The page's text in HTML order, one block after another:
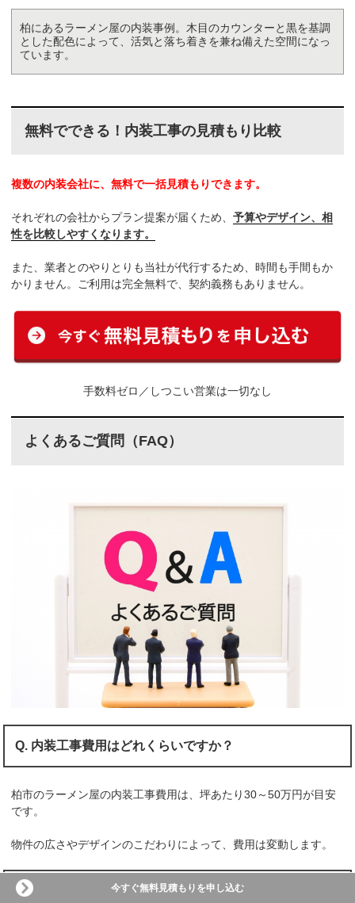
柏にあるラーメン屋の内装事例。木目のカウンターと黒を基調
とした配色によって、活気と落ち着きを兼ね備えた空間になっ
ています。
無料でできる！内装工事の見積もり比較
複数の内装会社に、無料で一括見積もりできます。
それぞれの会社からプラン提案が届くため、予算やデザイン、相
性を比較しやすくなります。
また、業者とのやりとりも当社が代行するため、時間も手間もか
かりません。ご利用は完全無料で、契約義務もありません。
手数料ゼロ／しつこい営業は一切なし
よくあるご質問（FAQ）
Q. 内装工事費用はどれくらいですか？
柏市のラーメン屋の内装工事費用は、坪あたり30～50万円が目安
です。
物件の広さやデザインのこだわりによって、費用は変動します。
Q. 居抜き物件でも対応可能ですか？
今すぐ無料見積もりを申し込む